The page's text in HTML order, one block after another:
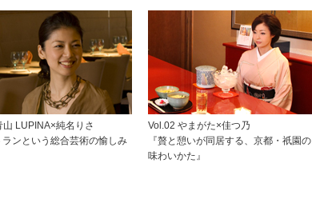
山 LUPINA×純名りさ
ランという総合芸術の愉しみ
Vol.02 やまがた×佳つ乃
『贅と憩いが同居する、京都・祇園の
味わいかた』